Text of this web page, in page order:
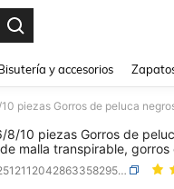
y accesorios
10 piezas Gorros de
malla transpirable,
para el cabello,
SKU: sc251211204286335829518